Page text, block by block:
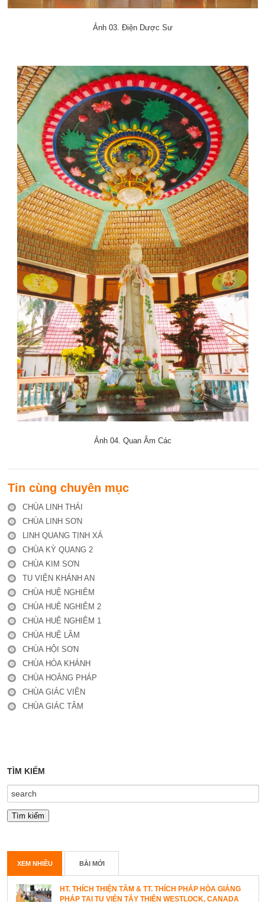
Ảnh 03. Điện Dược Sư
Ảnh 04. Quan Âm Các
Tin cùng chuyên mục
CHÙA LINH THÁI
CHÙA LINH SƠN
LINH QUANG TỊNH XÁ
CHÙA KỲ QUANG 2
CHÙA KIM SƠN
TU VIỆN KHÁNH AN
CHÙA HUỆ NGHIÊM
CHÙA HUÊ NGHIÊM 2
CHÙA HUÊ NGHIÊM 1
CHÙA HUỆ LÂM
CHÙA HỘI SƠN
CHÙA HÒA KHÁNH
CHÙA HOẰNG PHÁP
CHÙA GIÁC VIÊN
CHÙA GIÁC TÂM
TÌM KIẾM
XEM NHIỀU BÀI MỚI
HT. THÍCH THIỆN TÂM & TT. THÍCH PHÁP HÒA GIẢNG
PHÁP TẠI TU VIỆN TÂY THIÊN WESTLOCK, CANADA